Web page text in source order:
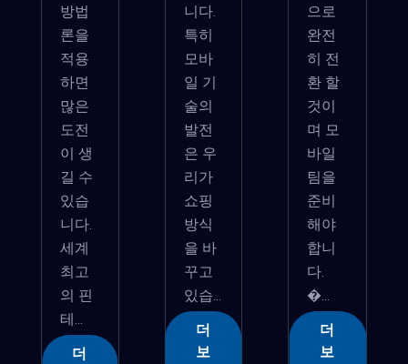
방법
론을
적용
하면
많은
도전
이 생
길 수
있습
니다.
세계
최고
의 핀
테...
더
니다.
특히
모바
일 기
술의
발전
은 우
리가
쇼핑
방식
을 바
꾸고
있습...
더
보
으로
완전
히 전
환 할
것이
며 모
바일
팀을
준비
해야
합니
다.
�...
더
보